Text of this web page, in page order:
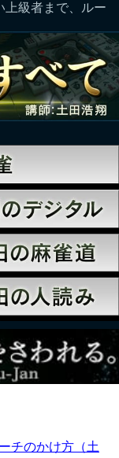
上級者まで、ルー
チのかけ方（土